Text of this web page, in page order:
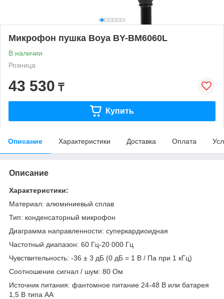
Микрофон пушка Boya BY-BM6060L
В наличии
Розница
43 530 ₸
Купить
Описание Характеристики Доставка Оплата
Описание
Характеристики:
Материал: алюминиевый сплав
Тип: конденсаторный микрофон
Диаграмма направленности: суперкардиоидная
Частотный диапазон: 60 Гц-20 000 Гц
Чувствительность: -36 ± 3 дБ (0 дБ = 1 В / Па при 1 кГц)
Соотношение сигнал / шум: 80 Ом
Источник питания: фантомное питание 24-48 В или батарея
1,5 В типа AA